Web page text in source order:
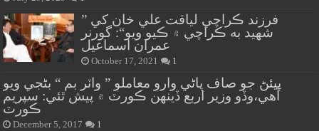
” فرزند ڪراچي لياقت علي خان کي
شهيد به ڪراچي ۾ ڪيو ويو“: گورنر
عمران اسماعيل
October 17, 2021 1
پيئڻ جو صاف پاڻي وارو معاملو ” واٽر بم “ بڻجي ويو
آهي،وڏو وزير اربع ڏينهن ڪورٽ ۾ پيش ٿئي: سپريم
ڪورٽ
December 5, 2017 1